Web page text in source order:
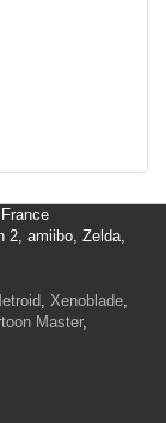
2, amiibo, Zelda,
, Xenoblade,
Master,